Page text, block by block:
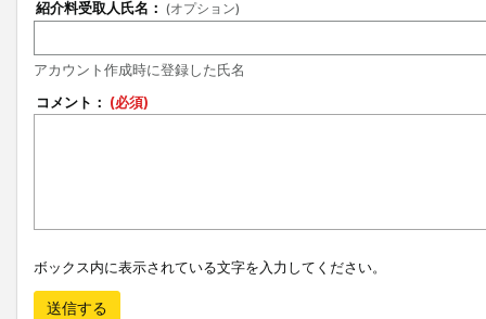
紹介料受取人氏名： (オプション)
アカウント作成時に登録した氏名
コメント： (必須)
ボックス内に表示されている文字を入力してください。
送信する